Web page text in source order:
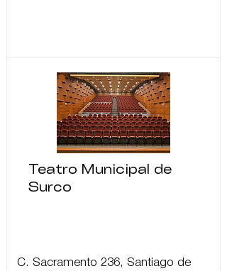
Teatro Municipal de
Surco
C. Sacramento 236, Santiago de